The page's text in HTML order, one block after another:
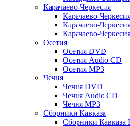
Карачаево-Черкесия
Карачаево-
Карачаево-
Карачаево-
Осетия
Осетия DVD
Осетия Audio CD
Осетия MP3
Чечня
Чечня DVD
Чечня Audio CD
Чечня MP3
Сборники Кавказа
Сборники Кавказа